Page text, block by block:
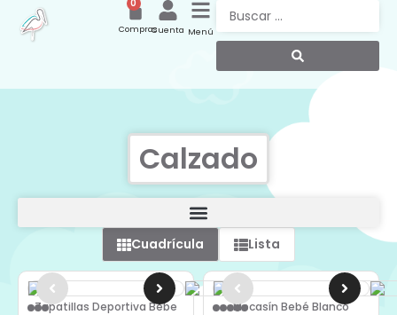
Menú
Cuenta
0
Compras
Calzado
Cuadrícula Lista
Zapatillas Deportiva Bebe
Mocasín Bebé Blanco